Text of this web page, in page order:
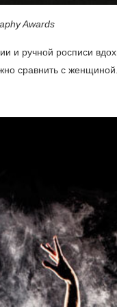
Awards
и ручной росписи
сравнить с женщиной.